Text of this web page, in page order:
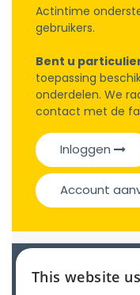
Actintime
gebruikers.
Bent u
toepassing
onderdelen. We
contact met de
Inloggen
Account
Catalogue
This website